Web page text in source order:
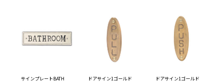
サインプレートBATH
ドアサイン1ゴールド
ドアサイン1ゴールド